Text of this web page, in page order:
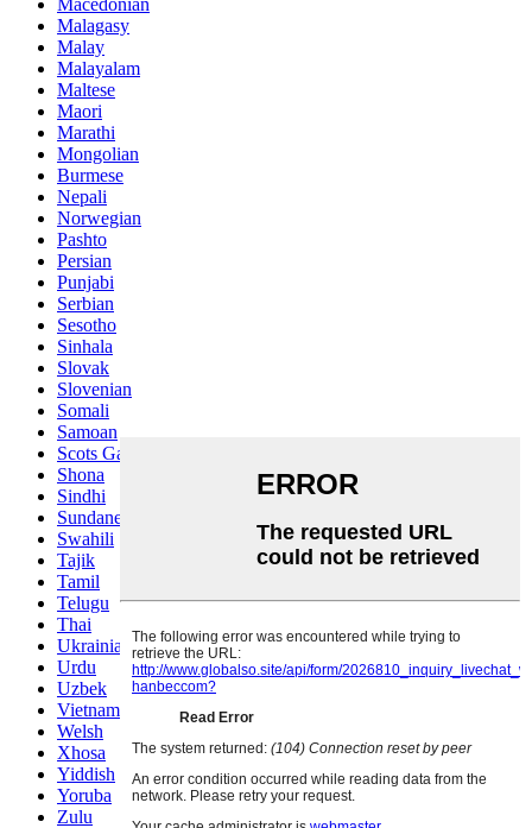
Malagasy
Malay
Malayalam
Maltese
Maori
Marathi
Mongolian
Burmese
Nepali
Norwegian
Pashto
Persian
Punjabi
Serbian
Sesotho
Sinhala
Slovak
Slovenian
Somali
Samoan
Scots Gaelic
Shona
Sindhi
Sundanese
Swahili
Tajik
Tamil
Telugu
Thai
Ukrainian
Urdu
Uzbek
Vietnamese
Welsh
Xhosa
Yiddish
Yoruba
Zulu